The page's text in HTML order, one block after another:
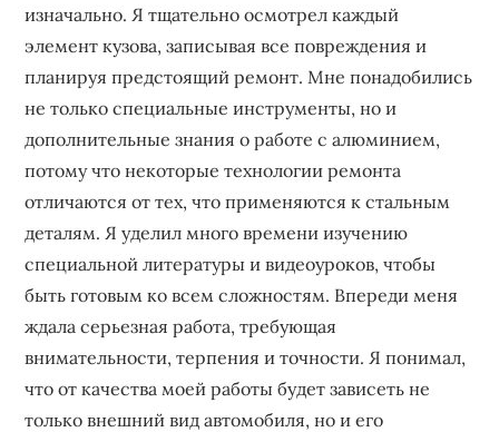
изначально. Я тщательно осмотрел каждый
элемент кузова, записывая все повреждения и
планируя предстоящий ремонт. Мне понадобились
не только специальные инструменты, но и
дополнительные знания о работе с алюминием,
потому что некоторые технологии ремонта
отличаются от тех, что применяются к стальным
деталям. Я уделил много времени изучению
специальной литературы и видеоуроков, чтобы
быть готовым ко всем сложностям. Впереди меня
ждала серьезная работа, требующая
внимательности, терпения и точности. Я понимал,
что от качества моей работы будет зависеть не
только внешний вид автомобиля, но и его